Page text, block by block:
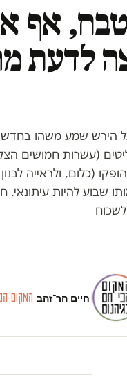
אף
לדעת
הירש שמע משהו
(עשרות חמושים
שבוע להיות עיתונאי.
חיים הר־זהב·המקום